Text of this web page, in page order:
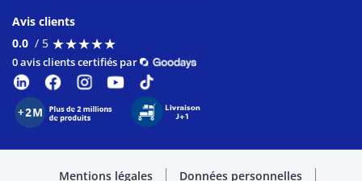
Avis clients
0.0 / 5 ★★★★★
★★★★★
0 avis clients certifiés par
Mentions légales
Données personnelles